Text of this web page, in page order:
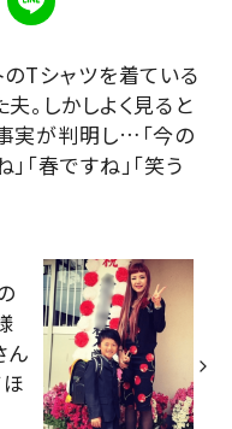
のTシャツを着ている
。しかしよく見ると
実が判明し…「今の
「春ですね」「笑う
ん